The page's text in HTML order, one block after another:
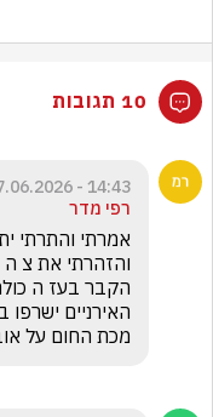
10 תגובות
14:43 - 07.06.2026
רפי מדר
מכת החום על